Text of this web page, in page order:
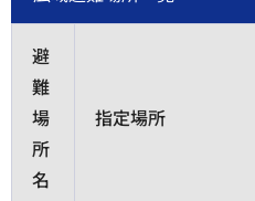
避
難
場
所
名
指定場所